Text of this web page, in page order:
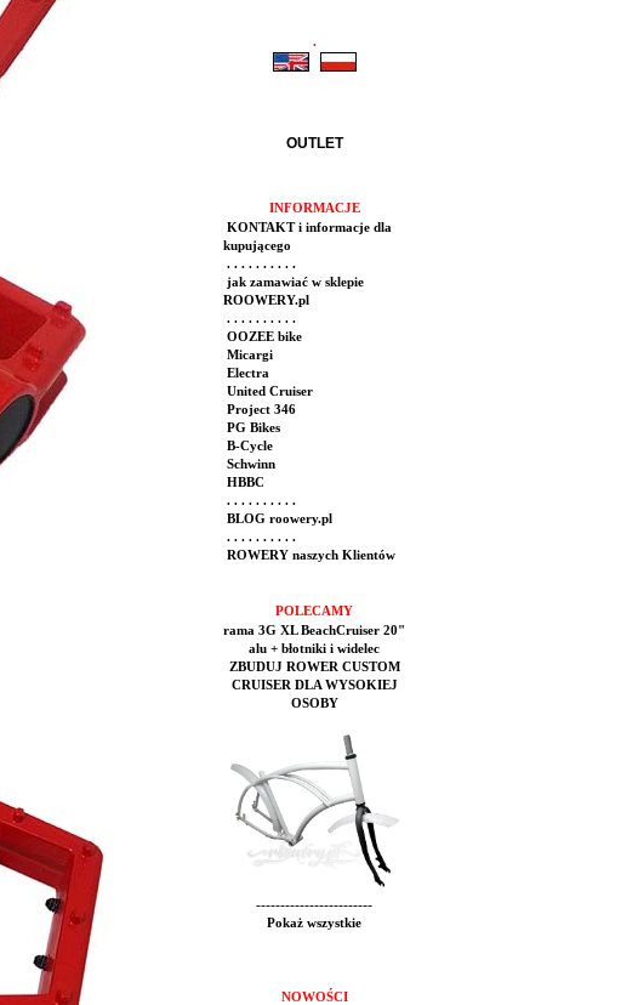
.
OUTLET
INFORMACJE
KONTAKT i informacje dla
kupującego
. . . . . . . . . .
jak zamawiać w sklepie
ROOWERY.pl
. . . . . . . . . .
OOZEE bike
Micargi
Electra
United Cruiser
Project 346
PG Bikes
B-Cycle
Schwinn
HBBC
. . . . . . . . . .
BLOG roowery.pl
. . . . . . . . . .
ROWERY naszych Klientów
POLECAMY
rama 3G XL BeachCruiser 20"
alu + błotniki i widelec
ZBUDUJ ROWER CUSTOM
CRUISER DLA WYSOKIEJ
OSOBY
------------------------
Pokaż wszystkie
NOWOŚCI